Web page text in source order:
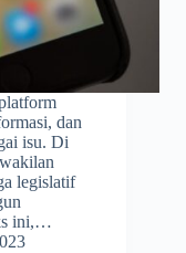
dan
isu. Di
legislatif
ini,…